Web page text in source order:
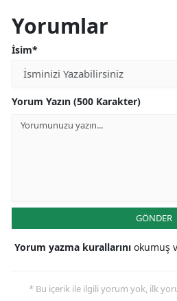
Yorumlar
İsim*
Yorum Yazın (500 Karakter)
GÖNDER
Yorum yazma kurallarını okumuş
* Bu içerik ile ilgili yorum yok, ilk